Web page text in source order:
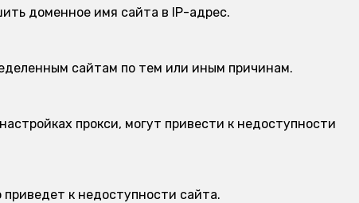
доменное имя сайта в IP-адрес.
сайтам по тем или иным причинам.
прокси, могут привести к недоступности
к недоступности сайта.